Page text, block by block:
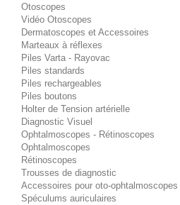
Otoscopes
Vidéo Otoscopes
Dermatoscopes et Accessoires
Marteaux à réflexes
Piles Varta - Rayovac
Piles standards
Piles rechargeables
Piles boutons
Holter de Tension artérielle
Diagnostic Visuel
Ophtalmoscopes - Rétinoscopes
Ophtalmoscopes
Rétinoscopes
Trousses de diagnostic
Accessoires pour oto-ophtalmoscopes
Spéculums auriculaires